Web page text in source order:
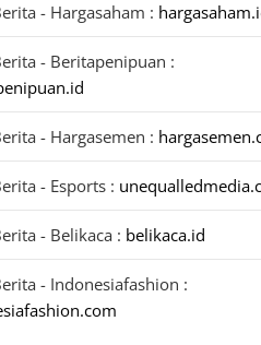
- Hargasaham :
- Beritapenipuan :
- Hargasemen :
- Esports :
- Belikaca : belikaca.id
- Indonesiafashion :